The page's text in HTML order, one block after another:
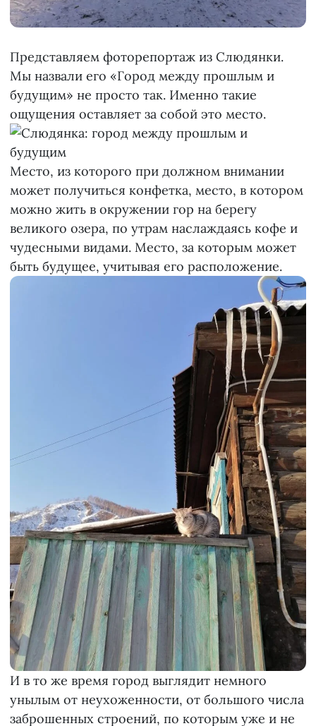
Представляем фоторепортаж из Слюдянки.
Мы назвали его «Город между прошлым и
будущим» не просто так. Именно такие
ощущения оставляет за собой это место.
Место, из которого при должном внимании
может получиться конфетка, место, в котором
можно жить в окружении гор на берегу
великого озера, по утрам наслаждаясь кофе и
чудесными видами. Место, за которым может
быть будущее, учитывая его расположение.
И в то же время город выглядит немного
унылым от неухоженности, от большого числа
заброшенных строений, по которым уже и не